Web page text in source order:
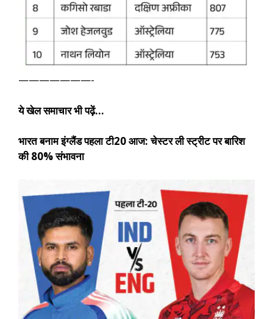
———————-
ये खेल समाचार भी पढ़ें…
भारत बनाम इंग्लैंड पहला टी20 आज: चेस्टर ली स्ट्रीट पर बारिश
की 80% संभावना